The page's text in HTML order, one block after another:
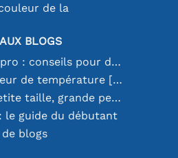
de la
BLOGS
Souder comme un pro : conseils pour des connexions électroniques parfaites
Choisir le bon capteur de température [youtube]
Batteries 18650 : petite taille, grande performance
le guide du débutant
de blogs